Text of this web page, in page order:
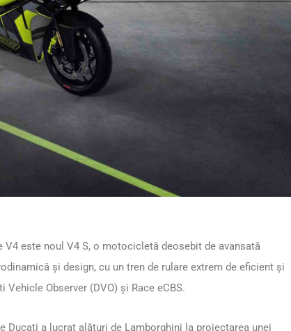
V4 este noul V4 S, o motocicletă deosebit de avansată
și design, cu un tren de rulare extrem de eficient și
Observer (DVO) și Race eCBS.
Ducati a lucrat alături de Lamborghini la proiectarea unei